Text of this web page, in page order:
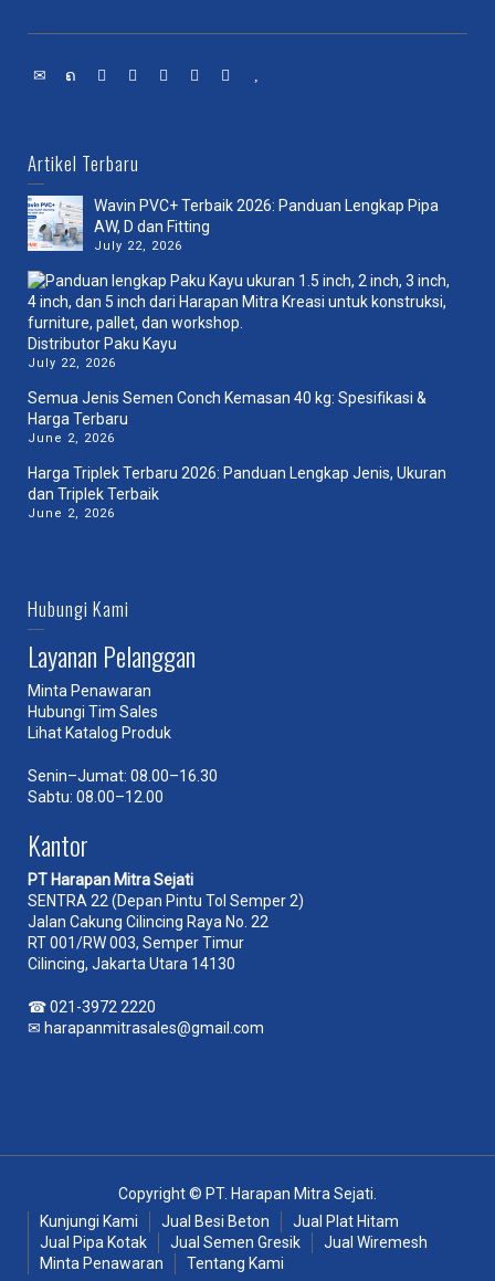
Artikel Terbaru
Wavin PVC+ Terbaik 2026: Panduan Lengkap Pipa
AW, D dan Fitting
July 22, 2026
Distributor Paku Kayu
July 22, 2026
Semua Jenis Semen Conch Kemasan 40 kg: Spesifikasi &
Harga Terbaru
June 2, 2026
Harga Triplek Terbaru 2026: Panduan Lengkap Jenis, Ukuran
dan Triplek Terbaik
June 2, 2026
Hubungi Kami
Layanan Pelanggan
Minta Penawaran
Hubungi Tim Sales
Lihat Katalog Produk
Senin–Jumat: 08.00–16.30
Sabtu: 08.00–12.00
Kantor
PT Harapan Mitra Sejati
SENTRA 22 (Depan Pintu Tol Semper 2)
Jalan Cakung Cilincing Raya No. 22
RT 001/RW 003, Semper Timur
Cilincing, Jakarta Utara 14130
☎021-3972 2220
✉ harapanmitrasales@gmail.com
Copyright © PT. Harapan Mitra Sejati.
Kunjungi Kami
Jual Besi Beton
Jual Plat Hitam
Jual Pipa Kotak
Jual Semen Gresik
Jual Wiremesh
Minta Penawaran
Tentang Kami